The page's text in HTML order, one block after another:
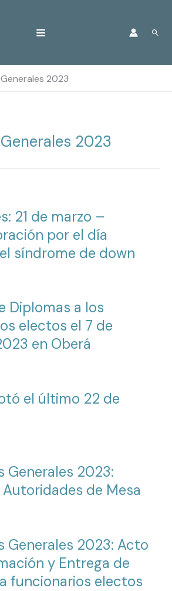
2023
2023
21 de marzo –
por el día
síndrome de down
Diplomas a los
electos el 7 de
en Oberá
el último 22 de
Generales 2023:
Autoridades de Mesa
Generales 2023: Acto
y Entrega de
funcionarios electos